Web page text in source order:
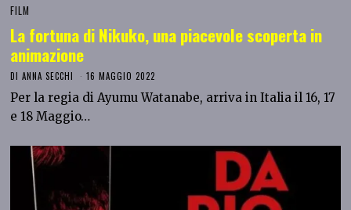
FILM
La fortuna di Nikuko, una piacevole scoperta in
animazione
DIANNA SECCHI 16 MAGGIO 2022
Per la regia di Ayumu Watanabe, arriva in Italia il 16, 17
e 18 Maggio…